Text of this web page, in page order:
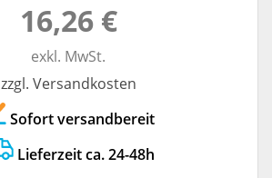
16,26 €
exkl. MwSt.
zzgl. Versandkosten
Sofort versandbereit
Lieferzeit ca. 24-48h